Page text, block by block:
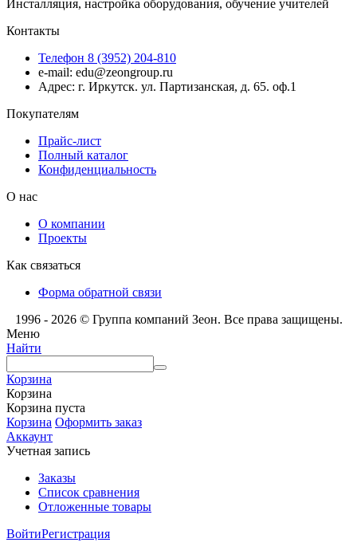
Инсталляция, настройка оборудования, обучение учителей
Контакты
Телефон 8 (3952) 204-810
e-mail: edu@zeongroup.ru
Адрес: г. Иркутск. ул. Партизанская, д. 65. оф.1
Покупателям
Прайс-лист
Полный каталог
Конфиденциальность
О нас
О компании
Проекты
Как связаться
Форма обратной связи
1996 - 2026 © Группа компаний Зеон. Все права защищены.
Меню
Найти
Корзина
Корзина
Корзина пуста
Корзина Оформить заказ
Аккаунт
Учетная запись
Заказы
Список сравнения
Отложенные товары
ВойтиРегистрация